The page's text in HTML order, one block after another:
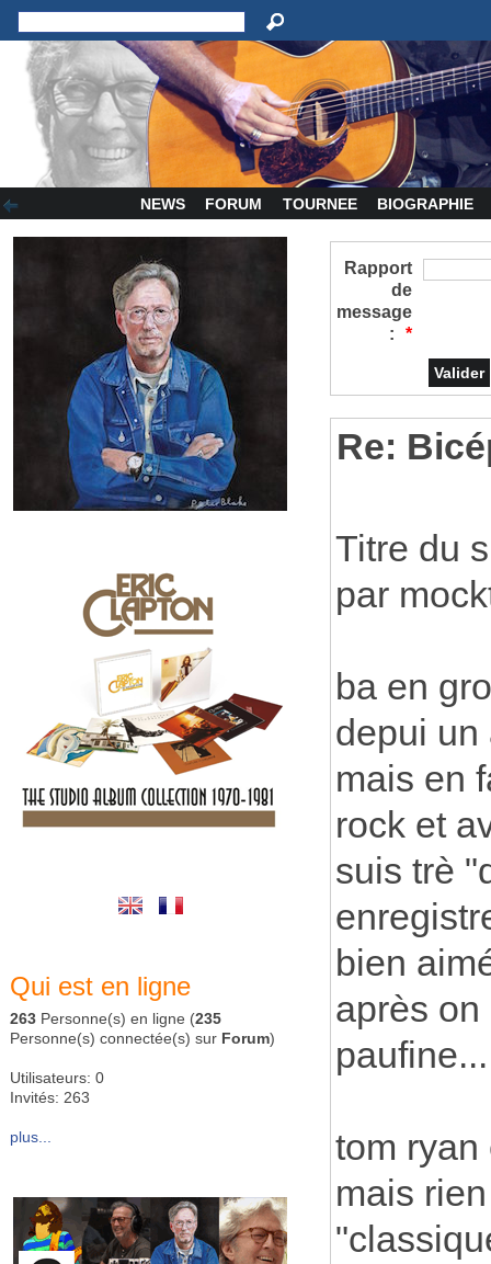
NEWS FORUM TOURNEE BIOGRAPHIE
Qui est en ligne
263 Personne(s) en ligne (235
Personne(s) connectée(s) sur Forum)
Utilisateurs: 0
Invités: 263
plus...
Rapport
de
message
:
*
Re:
Titre du
par
ba en
depui un
mais en
rock et
suis trè
bien
après
paufine...
tom ryan
mais